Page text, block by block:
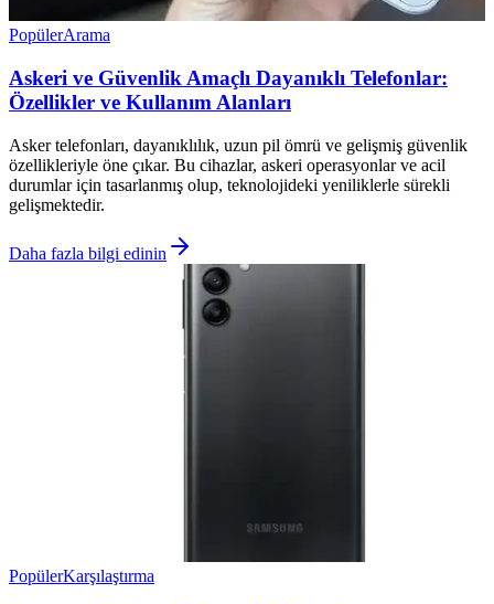
PopülerArama
Askeri ve Güvenlik Amaçlı Dayanıklı Telefonlar:
Özellikler ve Kullanım Alanları
Asker telefonları, dayanıklılık, uzun pil ömrü ve gelişmiş güvenlik
özellikleriyle öne çıkar. Bu cihazlar, askeri operasyonlar ve acil
durumlar için tasarlanmış olup, teknolojideki yeniliklerle sürekli
gelişmektedir.
Daha fazla bilgi edinin
PopülerKarşılaştırma